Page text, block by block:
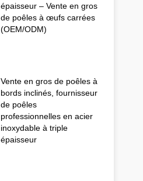
épaisseur – Vente en gros
de poêles à œufs carrées
(OEM/ODM)
Vente en gros de poêles à
bords inclinés, fournisseur
de poêles
professionnelles en acier
inoxydable à triple
épaisseur